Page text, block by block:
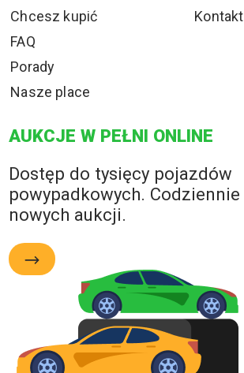
Chcesz kupić
FAQ
Porady
Nasze place
Kontakt
AUKCJE W PEŁNI ONLINE
Dostęp do tysięcy pojazdów
powypadkowych.
nowych aukcji.